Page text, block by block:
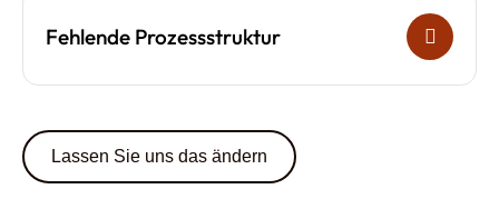
Fehlende Prozessstruktur
Lassen Sie uns das ändern